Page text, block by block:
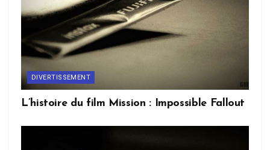
DIVERTISSEMENT
L’histoire du film Mission : Impossible Fallout